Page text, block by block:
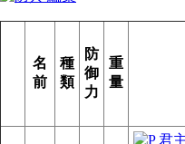
名
前
種
類
防
御
力
重
量